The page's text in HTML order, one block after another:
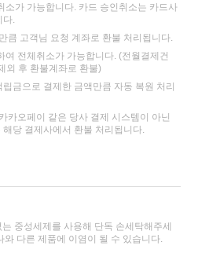
소가 가능합니다. 카드 승인취소는 카드사
다.
큼 고객님 요청 계좌로 환불 처리됩니다.
여 전체취소가 가능합니다. (전월결제건
외 후 환불계좌로 환불)
금으로 결제한 금액만큼 자동 복원 처리
카오페이 같은 당사 결제 시스템이 아닌
당 결제사에서 환불 처리됩니다.
중성세제를 사용해 단독 손세탁해주세
와 다른 제품에 이염이 될 수 있습니다.